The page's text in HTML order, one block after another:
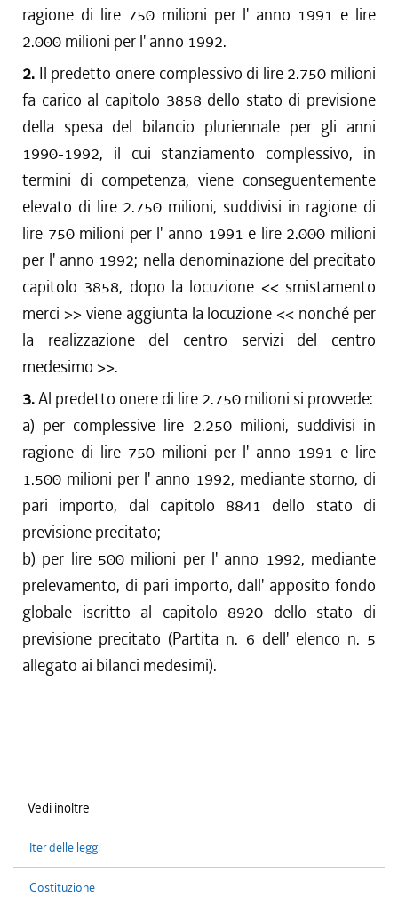
ragione di lire 750 milioni per l' anno 1991 e lire
2.000 milioni per l' anno 1992.
2. Il predetto onere complessivo di lire 2.750 milioni
fa carico al capitolo 3858 dello stato di previsione
della spesa del bilancio pluriennale per gli anni
1990-1992, il cui stanziamento complessivo, in
termini di competenza, viene conseguentemente
elevato di lire 2.750 milioni, suddivisi in ragione di
lire 750 milioni per l' anno 1991 e lire 2.000 milioni
per l' anno 1992; nella denominazione del precitato
capitolo 3858, dopo la locuzione << smistamento
merci >> viene aggiunta la locuzione << nonché per
la realizzazione del centro servizi del centro
medesimo >>.
3.Al predetto onere di lire 2.750 milioni si provvede:
a) per complessive lire 2.250 milioni, suddivisi in
ragione di lire 750 milioni per l' anno 1991 e lire
1.500 milioni per l' anno 1992, mediante storno, di
pari importo, dal capitolo 8841 dello stato di
previsione precitato;
b) per lire 500 milioni per l' anno 1992, mediante
prelevamento, di pari importo, dall' apposito fondo
globale iscritto al capitolo 8920 dello stato di
previsione precitato (Partita n. 6 dell' elenco n. 5
allegato ai bilanci medesimi).
Vedi inoltre
Iter delle leggi
Costituzione